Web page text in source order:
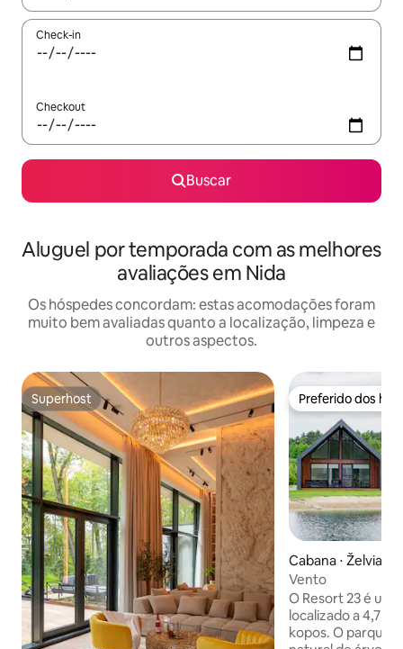
Check-in
Checkout
Buscar
Aluguel por temporada com as melhores
avaliações em Nida
Os hóspedes concordam: estas acomodações foram
muito bem avaliadas quanto a localização, limpeza e
outros aspectos.
Superhost
Superhost Preferido dos
Preferido dos
Cabana ⋅ Želviai
Vento
O Resort 23 é um
localizado a 4,7
kopos. O parque